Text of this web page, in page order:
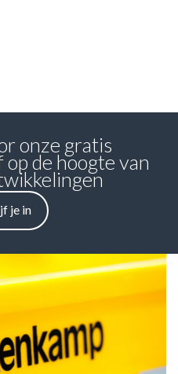
onze gratis
de hoogte van
je in